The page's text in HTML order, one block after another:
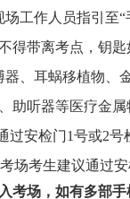
工作人员指引至
得带离考点，钥匙
、耳蜗移植物、
助听器等医疗金
过安检门1号或2号
场考生建议通过安
考场，如有多部手